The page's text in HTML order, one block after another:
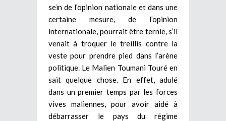
sein de l’opinion nationale et dans une
certaine mesure, de l’opinion
internationale, pourrait être ternie, s’il
venait à troquer le treillis contre la
veste pour prendre pied dans l’arène
politique. Le Malien Toumani Touré en
sait quelque chose. En effet, adulé
dans un premier temps par les forces
vives maliennes, pour avoir aidé à
débarrasser le pays du régime